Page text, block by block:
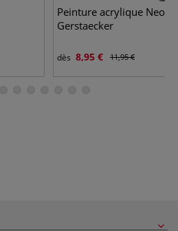
Peinture acrylique Neo
Gerstaecker
dès 8,95 € 11,95 €